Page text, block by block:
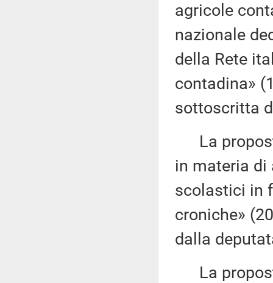
agricole
nazionale
della Rete
contadina»
sottoscritta
La
in materia
scolastici in
croniche»
dalla
La